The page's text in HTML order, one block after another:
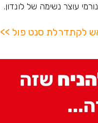
עוצר נשימה של לונדון.
לקתדרלת סנט פול >>